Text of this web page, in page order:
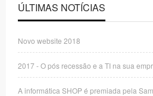
ÚLTIMAS NOTÍCIAS
Novo website 2018
2017 - O pós recessão e a TI na sua
A informática SHOP é premiada pela